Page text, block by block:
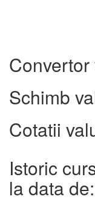
Schimb
Cotatii
Istoric
la data